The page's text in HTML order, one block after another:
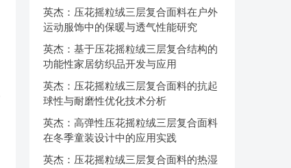
英杰：压花摇粒绒三层复合面料在户外
运动服饰中的保暖与透气性能研究
英杰：基于压花摇粒绒三层复合结构的
功能性家居纺织品开发与应用
英杰：压花摇粒绒三层复合面料的抗起
球性与耐磨性优化技术分析
英杰：高弹性压花摇粒绒三层复合面料
在冬季童装设计中的应用实践
英杰：压花摇粒绒三层复合面料的热湿